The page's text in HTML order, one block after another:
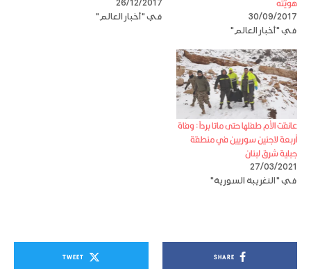
هويّته
30/09/2017
في "أخبار العالم"
26/12/2017
في "أخبار العالم"
عانقت الأم طفلها حتى ماتا برداً : وفاة
أربعة لاجئين سوريين في منطقة
جبلية شرق لبنان
27/03/2021
في "التغريبة السورية"
SHARE
TWEET